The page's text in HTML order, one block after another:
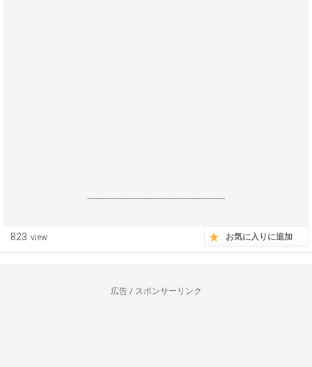
------------------------------------------------------------------
823 view お気に入りに追加
広告 / スポンサーリンク